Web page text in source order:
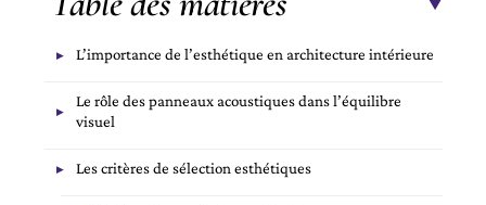
L’importance de l’esthétique en architecture intérieure
Le rôle des panneaux acoustiques dans l’équilibre
visuel
Les critères de sélection esthétiques